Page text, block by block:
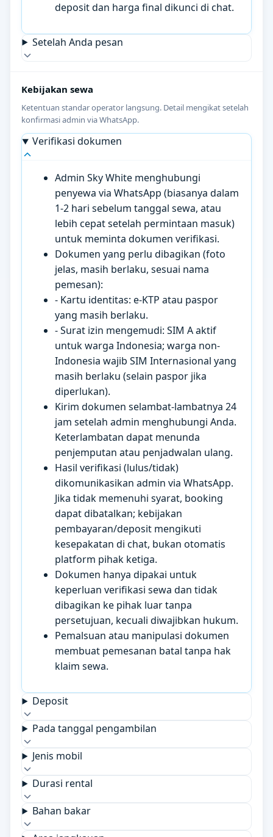
deposit dan harga final dikunci di chat.
Setelah Anda pesan
Kebijakan sewa
Ketentuan standar operator langsung. Detail mengikat setelah
konfirmasi admin via WhatsApp.
Verifikasi dokumen
Admin Sky White menghubungi
penyewa via WhatsApp (biasanya dalam
1-2 hari sebelum tanggal sewa, atau
lebih cepat setelah permintaan masuk)
untuk meminta dokumen verifikasi.
Dokumen yang perlu dibagikan (foto
jelas, masih berlaku, sesuai nama
pemesan):
- Kartu identitas: e-KTP atau paspor
yang masih berlaku.
- Surat izin mengemudi: SIM A aktif
untuk warga Indonesia; warga non-
Indonesia wajib SIM Internasional yang
masih berlaku (selain paspor jika
diperlukan).
Kirim dokumen selambat-lambatnya 24
jam setelah admin menghubungi Anda.
Keterlambatan dapat menunda
penjemputan atau penjadwalan ulang.
Hasil verifikasi (lulus/tidak)
dikomunikasikan admin via WhatsApp.
Jika tidak memenuhi syarat, booking
dapat dibatalkan; kebijakan
pembayaran/deposit mengikuti
kesepakatan di chat, bukan otomatis
platform pihak ketiga.
Dokumen hanya dipakai untuk
keperluan verifikasi sewa dan tidak
dibagikan ke pihak luar tanpa
persetujuan, kecuali diwajibkan hukum.
Pemalsuan atau manipulasi dokumen
membuat pemesanan batal tanpa hak
klaim sewa.
Deposit
Pada tanggal pengambilan
Jenis mobil
Durasi rental
Bahan bakar